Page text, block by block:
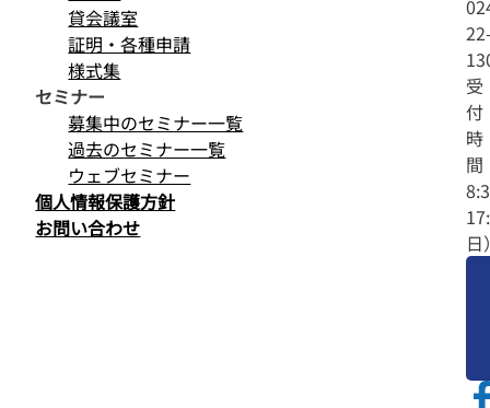
受
付
時
間
日
貸会議室
証明・各種申請
様式集
セミナー
募集中のセミナー一覧
過去のセミナー一覧
ウェブセミナー
個人情報保護方針
お問い合わせ